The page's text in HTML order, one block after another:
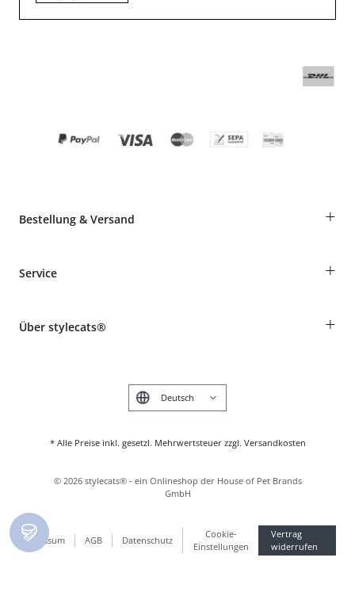
Bestellung & Versand +
Informationen zur Lieferung
Produkte reklamieren und zurücksenden
Service +
Tierkrankenversicherung
Über stylecats® +
* Alle Preise inkl. gesetzl. Mehrwertsteuer zzgl. Versandkosten
English
Impressum AGB Datenschutz
Cookie-
Einstellungen
Vertrag
widerrufen
© 2026 stylecats® - ein Onlineshop der House of Pet Brands
GmbH